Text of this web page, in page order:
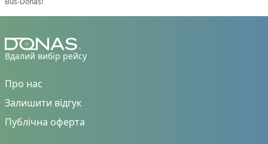
Вдалий вибір рейсу
Про нас
Залишити відгук
Публічна оферта